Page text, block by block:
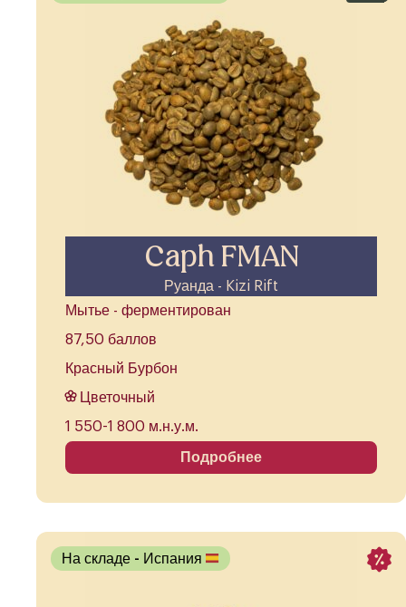
Caph FMAN
Руанда - Kizi Rift
Мытье - ферментирован
87,50 баллов
Красный Бурбон
Цветочный
1 550-1 800 м.н.у.м.
Подробнее
На складе - Испания